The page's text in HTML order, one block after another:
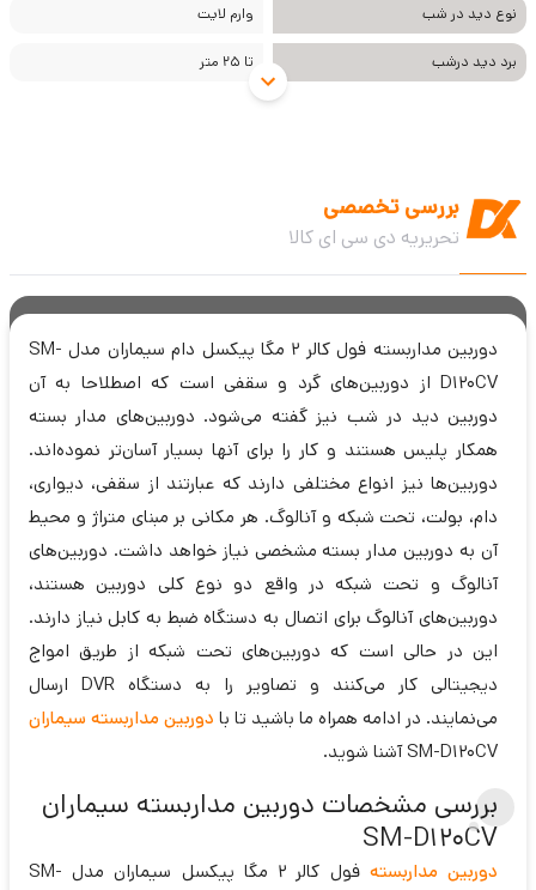
نوع دید در شب وارم لایت
برد دید درشب تا 25 متر
بررسی تخصصی
تحریریه دی سی ای کالا
دوربین مداربسته فول کالر 2 مگا پیکسل دام سیماران مدل SM-
D120CV از دوربین‌های گرد و سقفی است که اصطلاحا به آن
دوربین دید در شب نیز گفته می‌شود. دوربین‌های مدار بسته
همکار پلیس هستند و کار را برای آنها بسیار آسان‌تر نموده‌اند.
دوربین‌ها نیز انواع مختلفی دارند که عبارتند از سقفی، دیواری،
دام، بولت، تحت شبکه و آنالوگ. هر مکانی بر مبنای متراژ و محیط
آن به دوربین مدار بسته مشخصی نیاز خواهد داشت. دوربین‌های
آنالوگ و تحت شبکه در واقع دو نوع کلی دوربین هستند،
دوربین‌های آنالوگ برای اتصال به دستگاه ضبط به کابل نیاز دارند.
این در حالی است که دوربین‌های تحت شبکه از طریق امواج
دیجیتالی کار می‌کنند و تصاویر را به دستگاه DVR ارسال
می‌نمایند. در ادامه همراه ما باشید تا با دوربین‌ مداربسته سیماران
SM-D120CV آشنا شوید.
بررسی مشخصات دوربین مداربسته سیماران
SM-D120CV
دوربین مداربسته
فول کالر 2 مگا پیکسل سیماران مدل SM-